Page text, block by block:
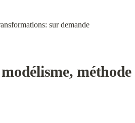
sur demande
méthode